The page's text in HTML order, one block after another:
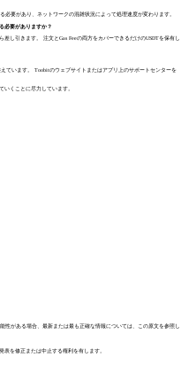
要があり、ネットワークの混雑状況によって処理速度が変わります。
必要がありますか？
し引きます。 注文とGas Feeの両方をカバーできるだけのUSDTを保有し
ています。 Toobitのウェブサイトまたはアプリ上のサポートセンターを
いくことに尽力しています。
がある場合、最新または最も正確な情報については、この原文を参照し
を修正または中止する権利を有します。